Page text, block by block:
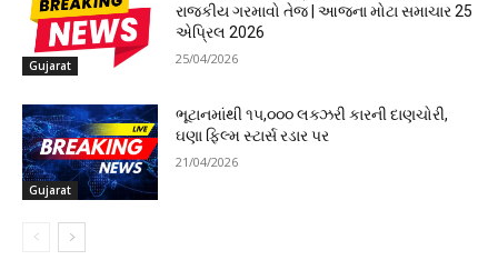
Gujarat
રાજકીય ગરમાવો તેજ | આજના મોટા સમાચાર 25
એપ્રિલ 2026
25/04/2026
Gujarat
ભૂટાનમાંથી ૧૫,૦૦૦ લક્ઝરી કારની દાણચોરી,
ઘણા ફિલ્મ સ્ટાર્સ રડાર પર
21/04/2026